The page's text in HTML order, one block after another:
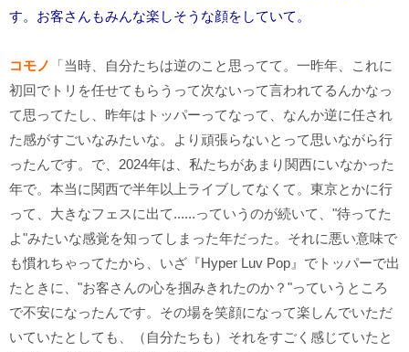
す。お客さんもみんな楽しそうな顔をしていて。
コモノ
「当時、自分たちは逆のこと思ってて。一昨年、これに
初回でトリを任せてもらうって次ないって言われてるんかなっ
て思ってたし、昨年はトッパーってなって、なんか逆に任され
た感がすごいなみたいな。より頑張らないとって思いながら行
ったんです。で、2024年は、私たちがあまり関西にいなかった
年で。本当に関西で半年以上ライブしてなくて。東京とかに行
って、大きなフェスに出て......っていうのが続いて、"待ってた
よ"みたいな感覚を知ってしまった年だった。それに悪い意味で
も慣れちゃってたから、いざ『Hyper Luv Pop』でトッパーで出
たときに、"お客さんの心を掴みきれたのか？"っていうところ
で不安になったんです。その場を笑顔になって楽しんでいただ
いていたとしても、（自分たちも）それをすごく感じていたと